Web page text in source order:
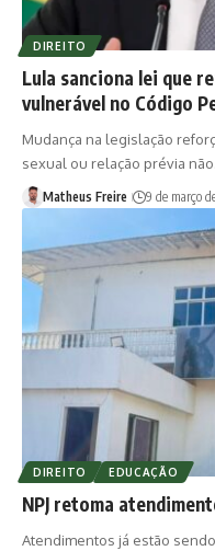
DIREITO
Lula sanciona lei que
vulnerável no Código
Mudança na legislação
sexual ou relação prévia
Matheus Freire 9 de março
DIREITO EDUCAÇÃO
NPJ retoma
Atendimentos já estão